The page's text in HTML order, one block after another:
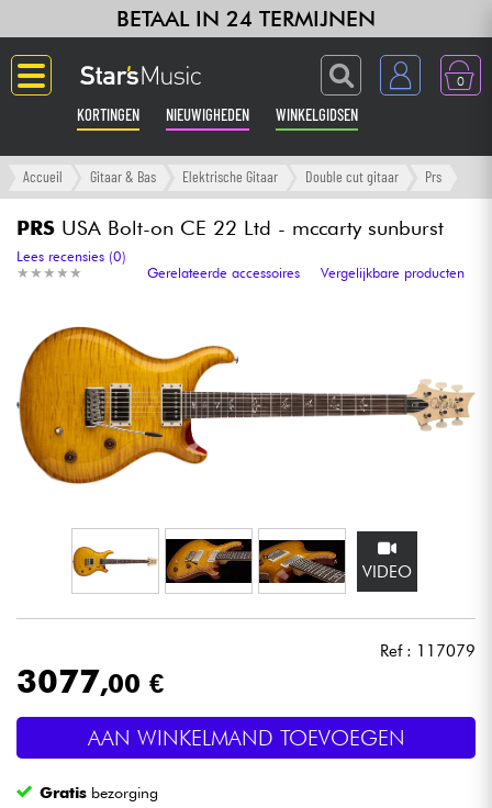
BETAAL IN 24 TERMIJNEN
0
KORTINGEN NIEUWIGHEDEN WINKELGIDSEN
Langue
Gitaar & Bas
Versterker & Effecten
Toetsenbord & Piano
Synths & samplers
Home-studio
Microfoon
Live Sound
Licht
Accueil Gitaar & Bas Elektrische Gitaar Double cut gitaar Prs
PRS USA Bolt-on CE 22 Ltd - mccarty sunburst
★ ★ ★ ★ ★
★ ★ ★ ★ ★
Lees recensies (0)
Gerelateerde accessoires
Vergelijkbare producten
VIDEO
Ref : 117079
3077,00 €
AAN WINKELMAND TOEVOEGEN
Gratis bezorging